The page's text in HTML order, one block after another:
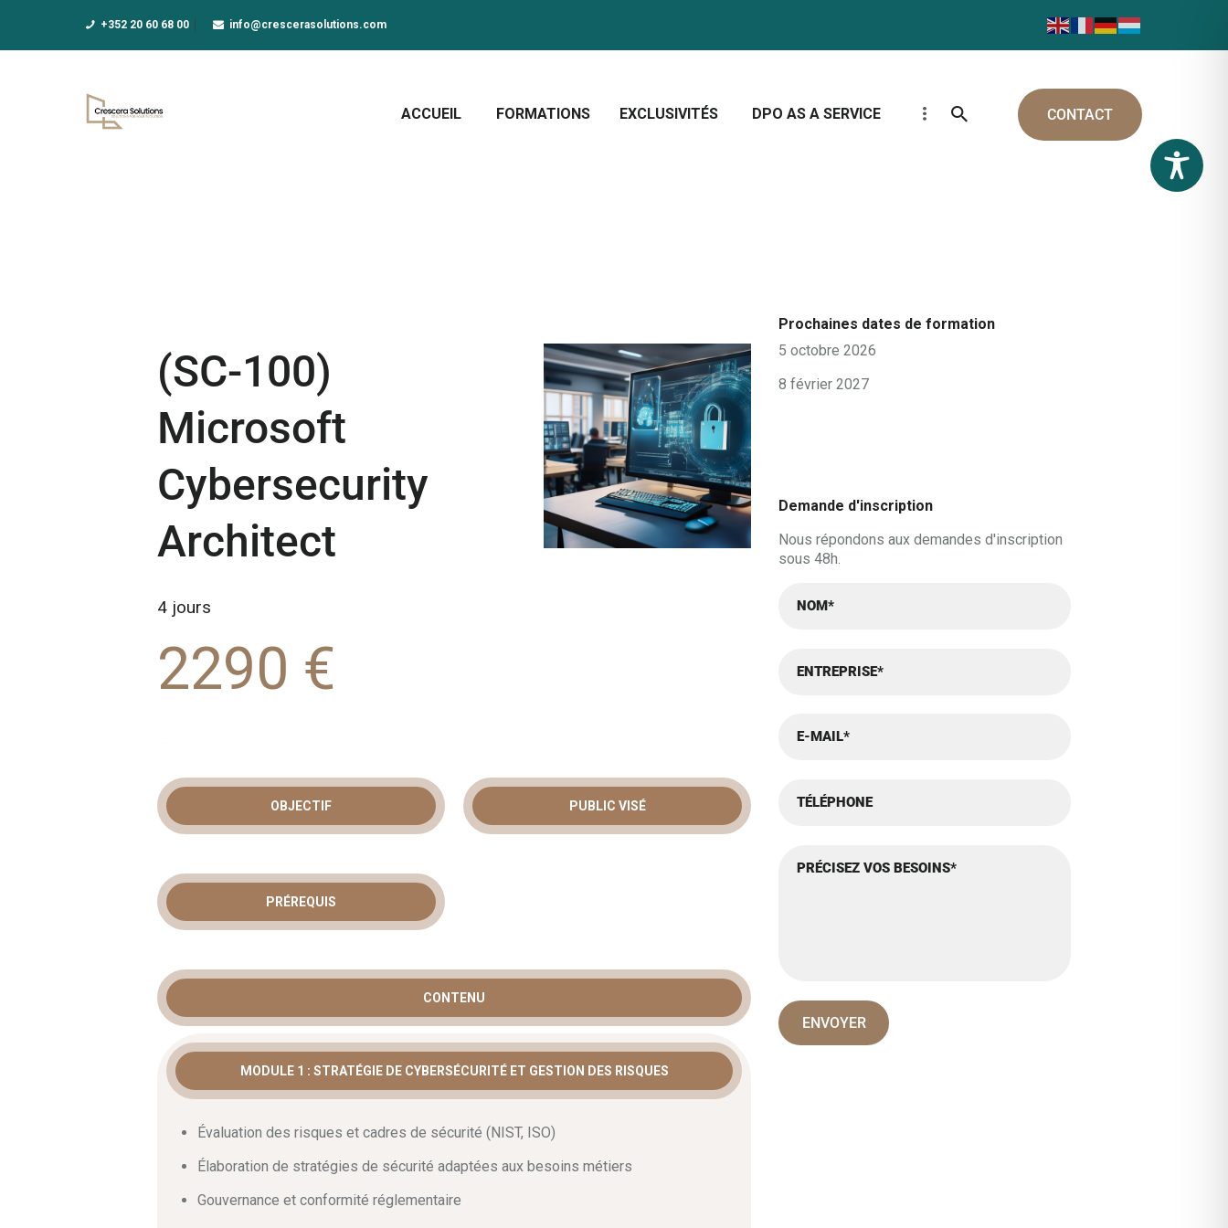
+352 20 60 68 00 info@crescerasolutions.com
ACCUEIL FORMATIONS EXCLUSIVITÉS DPO AS A SERVICE CONTACT
FORMATIONS
(SC-100)
Microsoft
Cybersecurity
Architect
4 jours
2290 €
ARCHITECTURE DE
CYBERSÉCURITÉ :
STRATÉGIES ET
TECHNOLOGIES
MICROSOFT
La conception d’unearchitecture de cybersécuritérobuste est devenue un impératif
cybermenaces, construire des défenses efficaces demande une expertise approfondie.
, notre formation spécialisée accompagne les architectes dans la sécurisation des
environnements cloud, hybrides et locaux.Ainsi, vous apprendrez à bâtir des systèmes
métier essentiels.Par ailleurs, ce programme permet d’intégrer les technologies Microsoft
OBJECTIF PUBLIC VISÉ
PRÉREQUIS
CONTENU
MODULE 1 : STRATÉGIE DE CYBERSÉCURITÉ ET GESTION DES RISQUES
Évaluation des risques et cadres de sécurité (NIST, ISO)
Élaboration de stratégies de sécurité adaptées aux besoins métiers
Gouvernance et conformité réglementaire
Prochaines dates de formation
5 octobre 2026
8 février 2027
Demande d'inscription
Nous répondons aux demandes d'inscription
sous 48h.